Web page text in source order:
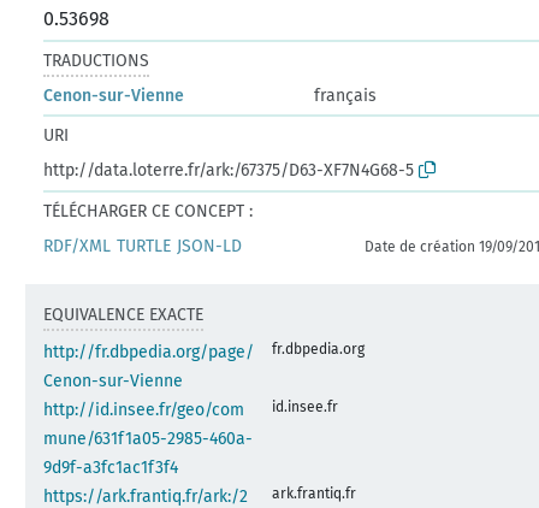
0.53698
TRADUCTIONS
Cenon-sur-Vienne
français
URI
http://data.loterre.fr/ark:/67375/D63-XF7N4G68-5
TÉLÉCHARGER CE CONCEPT :
RDF/XML TURTLE JSON-LD Date de création 19/09/
EQUIVALENCE EXACTE
http://fr.dbpedia.org/page/
Cenon-sur-Vienne
fr.dbpedia.org
http://id.insee.fr/geo/com
mune/631f1a05-2985-460a-
9d9f-a3fc1ac1f3f4
id.insee.fr
https://ark.frantiq.fr/ark:/2
ark.frantiq.fr